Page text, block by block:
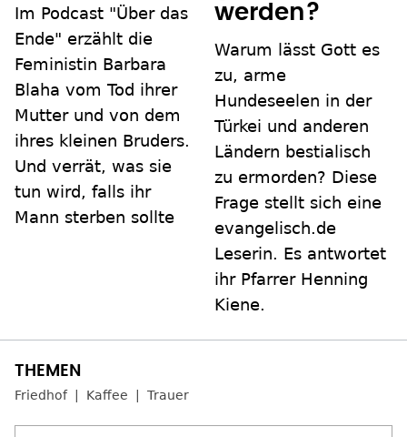
Im Podcast "Über das
Ende" erzählt die
Feministin Barbara
Blaha vom Tod ihrer
Mutter und von dem
ihres kleinen Bruders.
Und verrät, was sie
tun wird, falls ihr
Mann sterben sollte
werden?
Warum lässt Gott es
zu, arme
Hundeseelen in der
Türkei und anderen
Ländern bestialisch
zu ermorden? Diese
Frage stellt sich eine
evangelisch.de
Leserin. Es antwortet
ihr Pfarrer Henning
Kiene.
Friedhof Kaffee Trauer